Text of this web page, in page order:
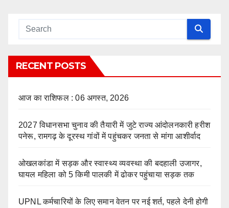
RECENT POSTS
आज का राशिफल : 06 अगस्त, 2026
2027 विधानसभा चुनाव की तैयारी में जुटे राज्य आंदोलनकारी हरीश
पनेरू, रामगढ़ के दूरस्थ गांवों में पहुंचकर जनता से मांगा आशीर्वाद
ओखलकांडा में सड़क और स्वास्थ्य व्यवस्था की बदहाली उजागर,
घायल महिला को 5 किमी पालकी में ढोकर पहुंचाया सड़क तक
UPNL कर्मचारियों के लिए समान वेतन पर नई शर्त, पहले देनी होगी